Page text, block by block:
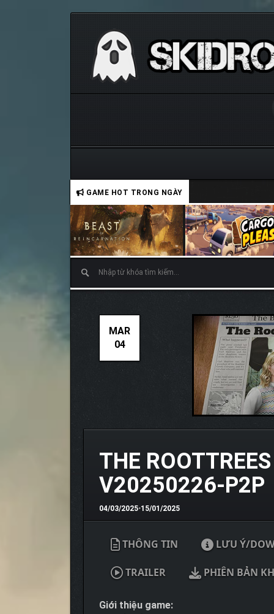
GAME HOT TRONG NGÀY
MAR
04
THE
V20250226-P2P
04/03/2025•15/01/2025
THÔNG TIN LƯU Ý/
TRAILER PHIÊN BẢN
Giới thiệu game: